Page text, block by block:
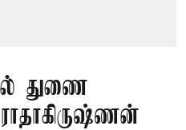
துணை
ராதாகிருஷ்ணன்